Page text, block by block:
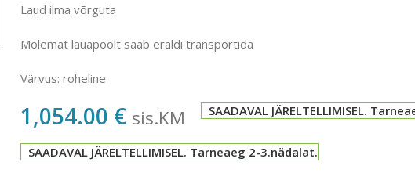
Laud ilma võrguta
Mõlemat lauapoolt saab eraldi transportida
Värvus: roheline
1,054.00 € sis.KM SAADAVAL JÄRELTELLIMISEL.
SAADAVAL JÄRELTELLIMISEL. Tarneaeg 2-3.nädalat.